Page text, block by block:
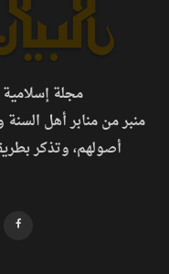
مجلة إسلامية
منبر من منابر أهل
أصولهم، وتذكر